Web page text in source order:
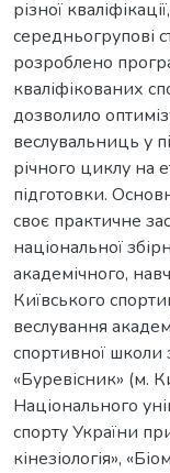
різної
середньогрупові
розроблено
кваліфікованих
дозволило
веслувальниць у
річного циклу на
підготовки.
своє практичне
національної
академічного,
Київського
веслування
спортивної школи
«Буревісник» (м.
Національного
спорту України
кінезіологія»,